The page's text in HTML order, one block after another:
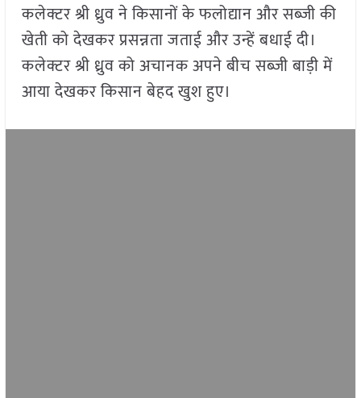
कलेक्टर श्री ध्रुव ने किसानों के फलोद्यान और सब्जी की
खेती को देखकर प्रसन्नता जताई और उन्हें बधाई दी।
कलेक्टर श्री ध्रुव को अचानक अपने बीच सब्जी बाड़ी में
आया देखकर किसान बेहद खुश हुए।